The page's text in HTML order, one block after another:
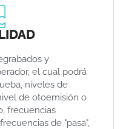
y
el cual podrá
niveles de
de otoemisión o
frecuencias
de "pasa",